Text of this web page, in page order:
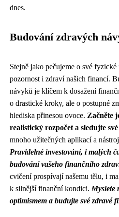
dnes.
Budování zdravých
Stejně jako pečujeme o své
pozornost i zdraví našich financí.
návyků je klíčem k dosažení
o drastické kroky, ale o postupné
hlediska přinesou ovoce. Začněte
realistický rozpočet a sledujte
mnoho užitečných aplikací a
Pravidelné investování, i malých
budování vašeho finančního
cvičení prospívají našemu tělu, i
k silnější finanční kondici. Myslete
optimismem a budujte své zdravé